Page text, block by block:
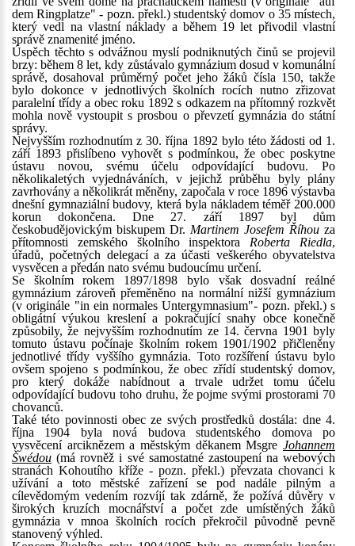
dem Ringplatze" - pozn. překl.) studentský domov o 35 místech,
který vedl na vlastní náklady a během 19 let přivodil vlastní
správě znamenité jméno.
Úspěch těchto s odvážnou myslí podniknutých činů se projevil
brzy: během 8 let, kdy zůstávalo gymnázium dosud v komunální
správě, dosahoval průměrný počet jeho žáků čísla 150, takže
bylo dokonce v jednotlivých školních rocích nutno zřizovat
paralelní třídy a obec roku 1892 s odkazem na přítomný rozkvět
mohla nově vystoupit s prosbou o převzetí gymnázia do státní
správy.
Nejvyšším rozhodnutím z 30. října 1892 bylo této žádosti od 1.
září 1893 přislíbeno vyhovět s podmínkou, že obec poskytne
ústavu novou, svému účelu odpovídající budovu. Po
několikaletých vyjednáváních, v jejichž průběhu byly plány
zavrhovány a několikrát měněny, započala v roce 1896 výstavba
dnešní gymnaziální budovy, která byla nákladem téměř 200.000
korun dokončena. Dne 27. září 1897 byl dům
českobudějovickým biskupem Dr. Martinem Josefem Říhou za
přítomnosti zemského školního inspektora Roberta Riedla,
úřadů, početných delegací a za účasti veškerého obyvatelstva
vysvěcen a předán nato svému budoucímu určení.
Se školním rokem 1897/1898 bylo však dosvadní reálné
gymnázium zároveň přeměněno na normální nižší gymnázium
(v originále "in ein normales Untergymnasium"- pozn. překl.) s
obligátní výukou kreslení a pokračující snahy obce konečně
způsobily, že nejvyšším rozhodnutím ze 14. června 1901 byly
tomuto ústavu počínaje školním rokem 1901/1902 přičleněny
jednotlivé třídy vyššího gymnázia. Toto rozšíření ústavu bylo
ovšem spojeno s podmínkou, že obec zřídí studentský domov,
pro který dokáže nabídnout a trvale udržet tomu účelu
odpovídající budovu toho druhu, že pojme svými prostorami 70
chovanců.
Také této povinnosti obec ze svých prostředků dostála: dne 4.
října 1904 byla nová budova studentského domova po
vysvěcení arciknězem a městským děkanem Msgre Johannem
Šwédou (má rovněž i své samostatné zastoupení na webových
stranách Kohoutího kříže - pozn. překl.) převzata chovanci k
užívání a toto městské zařízení se pod nadále pilným a
cílevědomým vedením rozvíjí tak zdárně, že požívá důvěry v
širokých kruzích mocnářství a počet zde umístěných žáků
gymnázia v mnoa školních rocích překročil původně pevně
stanovený výhled.